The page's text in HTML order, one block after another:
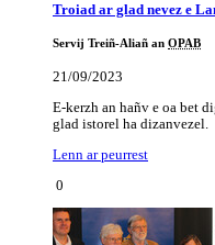
Troiad ar glad nevez e
Servij Treiñ-Aliañ an OPAB
21/09/2023
E-kerzh an hañv e oa bet
glad istorel ha dizanvezel.
Lenn ar peurrest
0